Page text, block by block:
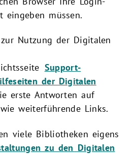
eingeben müssen.
Nutzung der Digitalen
Support-
der Digitalen
erste Antworten auf
weiterführende Links.
viele Bibliotheken eigens
zu den Digitalen